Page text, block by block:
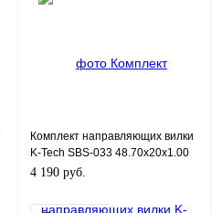
Комплект направляющих вилки
K-Tech SBS-033 48.70x20x1.00
4 190 руб.